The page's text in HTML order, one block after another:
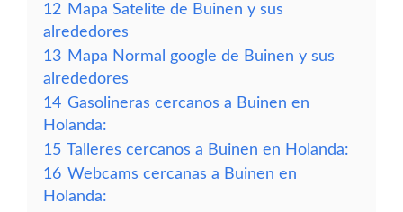
12 Mapa Satelite de Buinen y sus
alrededores
13 Mapa Normal google de Buinen y sus
alrededores
14 Gasolineras cercanos a Buinen en
Holanda:
15 Talleres cercanos a Buinen en Holanda:
16 Webcams cercanas a Buinen en
Holanda: